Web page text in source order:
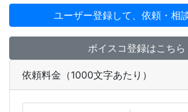
ユーザー登録して、依頼・相
ボイスコ登録はこちら
依頼料金（1000文字あたり）